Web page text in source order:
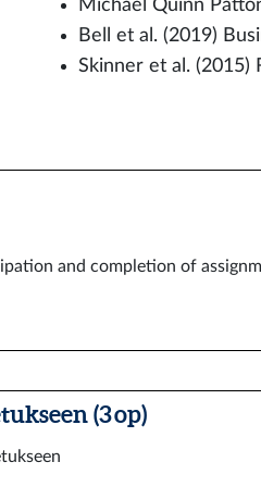
Michael Quinn
Bell et al. (2019)
Skinner et al. (2015)
and completion of
(3 op)